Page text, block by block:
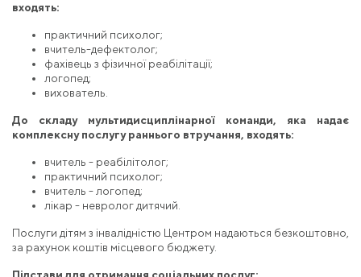
входять:
практичний психолог;
вчитель-дефектолог;
фахівець з фізичної реабілітації;
логопед;
вихователь.
До складу мультидисциплінарної команди, яка надає
комплексну послугу раннього втручання, входять:
вчитель - реабілітолог;
практичний психолог;
вчитель - логопед;
лікар - невролог дитячий.
Послуги дітям з інвалідністю Центром надаються безкоштовно,
за рахунок коштів місцевого бюджету.